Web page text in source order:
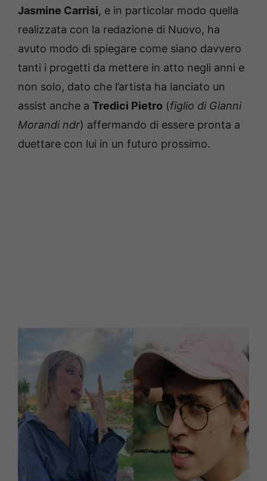
Jasmine Carrisi, e in particolar modo quella
realizzata con la redazione di Nuovo, ha
avuto modo di spiegare come siano davvero
tanti i progetti da mettere in atto negli anni e
non solo, dato che l’artista ha lanciato un
assist anche a Tredici Pietro (figlio di Gianni
Morandi ndr) affermando di essere pronta a
duettare con lui in un futuro prossimo.